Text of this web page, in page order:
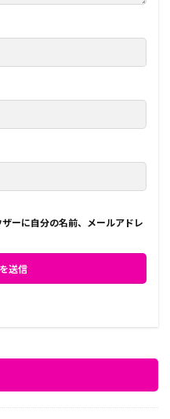
ーに自分の名前、メールアドレ